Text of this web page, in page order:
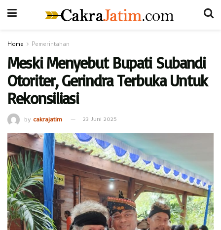
Home Pemerintahan
Meski Menyebut Bupati Subandi
Otoriter, Gerindra Terbuka Untuk
Rekonsiliasi
by cakrajatim 23 Juni 2025